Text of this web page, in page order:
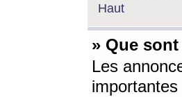
Haut
» Que
Les